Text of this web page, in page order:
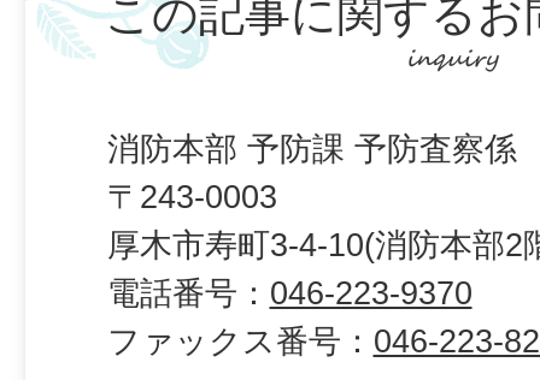
この記事に関するお
消防本部 予防課 予防査察係
〒243-0003
厚木市寿町3-4-10(消防本部2
電話番号： 046-223-9370
ファックス番号： 046-223-